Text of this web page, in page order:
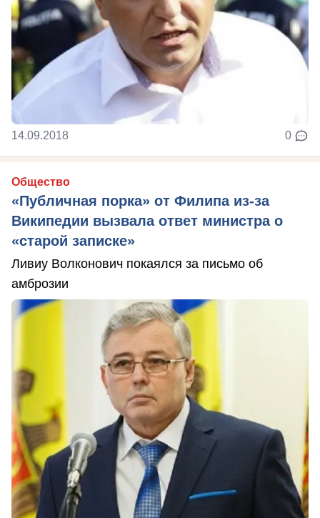
14.09.2018 0
Общество
«Публичная порка» от Филипа из-за
Википедии вызвала ответ министра о
«старой записке»
Ливиу Волконович покаялся за письмо об
амброзии